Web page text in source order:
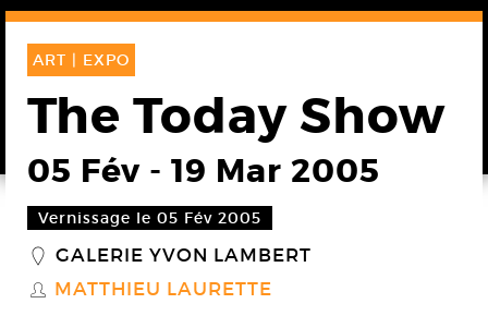
ART | EXPO
The Today Show
05 Fév - 19 Mar 2005
Vernissage le 05 Fév 2005
_ GALERIE YVON LAMBERT
S MATTHIEU LAURETTE